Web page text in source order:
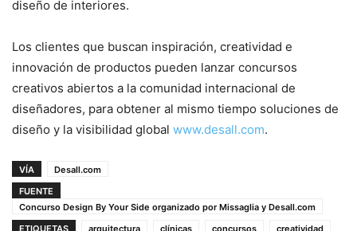
diseño de interiores.
Los clientes que buscan inspiración, creatividad e
innovación de productos pueden lanzar concursos
creativos abiertos a la comunidad internacional de
diseñadores, para obtener al mismo tiempo soluciones de
diseño y la visibilidad global www.desall.com.
VÍA
Desall.com
FUENTE
Concurso Design By Your Side organizado por Missaglia y Desall.com